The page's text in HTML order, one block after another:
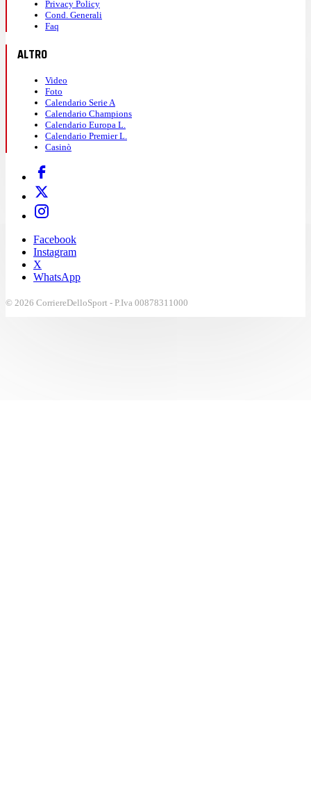
Privacy Policy
Cond. Generali
Faq
ALTRO
Video
Foto
Calendario Serie A
Calendario Champions
Calendario Europa L.
Calendario Premier L.
Casinò
Facebook
Instagram
X
WhatsApp
© 2026 CorriereDelloSport - P.Iva 00878311000